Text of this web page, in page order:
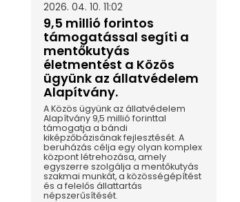
2026. 04. 10. 11:02
9,5 millió forintos
támogatással segíti a
mentőkutyás
életmentést a Közös
ügyünk az állatvédelem
Alapítvány.
A Közös ügyünk az állatvédelem
Alapítvány 9,5 millió forinttal
támogatja a bándi
kiképzőbázisának fejlesztését. A
beruházás célja egy olyan komplex
központ létrehozása, amely
egyszerre szolgálja a mentőkutyás
szakmai munkát, a közösségépítést
és a felelős állattartás
népszerűsítését.